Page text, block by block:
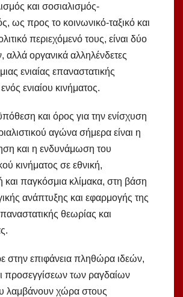
και σοσιαλισμός-
ως προς το κοινωνικό-ταξικό και
περιεχόμενό τους, είναι δύο
αλλά οργανικά αλληλένδετες
ενιαίας επαναστατικής
ενιαίου κινήματος.
και όρος για την ενίσχυση
αγώνα σήμερα είναι η
και η ενδυνάμωση του
κινήματος σε εθνική,
και παγκόσμια κλίμακα, στη βάση
ανάπτυξης και εφαρμογής της
θεωρίας και
στην επιφάνεια πληθώρα ιδεών,
προσεγγίσεων των ραγδαίων
λαμβάνουν χώρα στους